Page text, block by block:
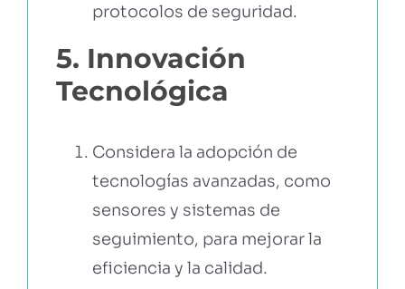
protocolos de seguridad.
5. Innovación
Tecnológica
Considera la adopción de
tecnologías avanzadas, como
sensores y sistemas de
seguimiento, para mejorar la
eficiencia y la calidad.